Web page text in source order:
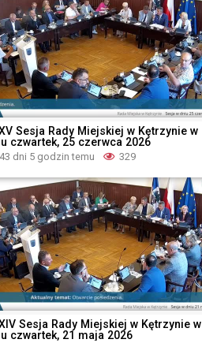
Sesja Rady Miejskiej w Kętrzynie w
czwartek, 25 czerwca 2026
43 dni 5 godzin temu 329
Sesja Rady Miejskiej w Kętrzynie w
czwartek, 21 maja 2026